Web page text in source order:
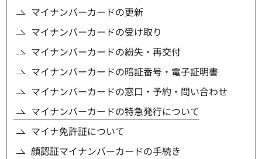
マイナンバーカードの更新
マイナンバーカードの受け取り
マイナンバーカードの紛失・再交付
マイナンバーカードの暗証番号・電子証明書
マイナンバーカードの窓口・予約・問い合わせ
マイナンバーカードの特急発行について
マイナ免許証について
顔認証マイナンバーカードの手続き